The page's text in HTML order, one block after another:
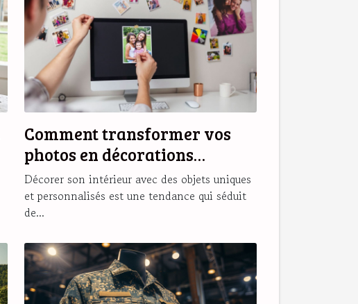
Comment transformer vos
photos en décorations
magnétiques originales ?
Décorer son intérieur avec des objets uniques
et personnalisés est une tendance qui séduit
de...